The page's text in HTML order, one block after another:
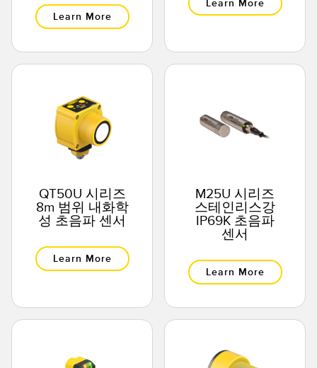
Learn More
Learn More
QT50U 시리즈
8m 범위 내화학
성 초음파 센서
Learn More
M25U 시리즈
스테인리스강
IP69K 초음파
센서
Learn More